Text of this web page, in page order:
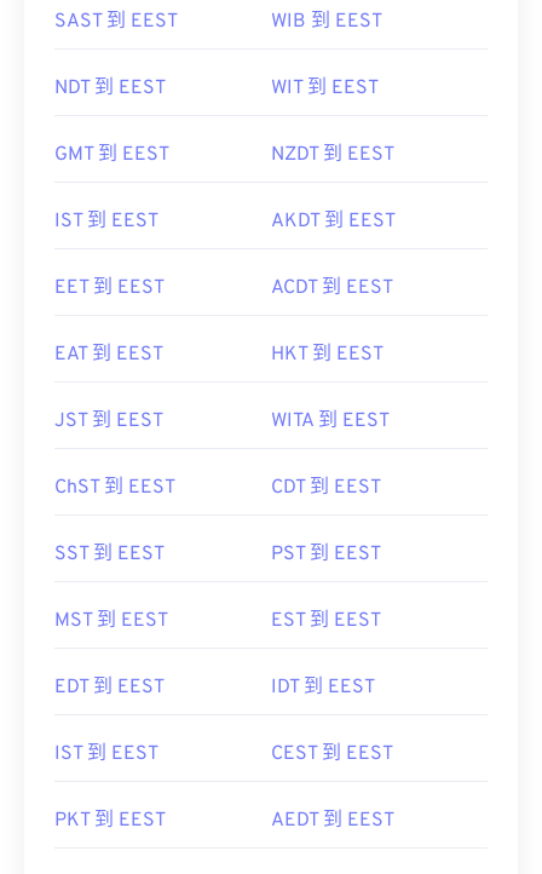
SAST 到 EEST WIB 到 EEST
NDT 到 EEST WIT 到 EEST
GMT 到 EEST NZDT 到 EEST
IST 到 EEST AKDT 到 EEST
EET 到 EEST ACDT 到 EEST
EAT 到 EEST HKT 到 EEST
JST 到 EEST WITA 到 EEST
ChST 到 EEST CDT 到 EEST
SST 到 EEST PST 到 EEST
MST 到 EEST EST 到 EEST
EDT 到 EEST IDT 到 EEST
IST 到 EEST CEST 到 EEST
PKT 到 EEST AEDT 到 EEST